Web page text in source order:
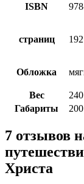
ISBN
страниц 192
Обложка
Вес
Габариты
7 отзывов
Христа